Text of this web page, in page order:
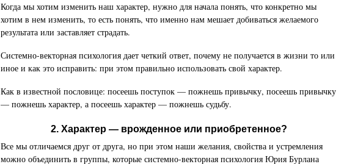
Когда мы хотим изменить наш характер, нужно для начала понять, что конкретно мы
хотим в нем изменить, то есть понять, что именно нам мешает добиваться желаемого
результата или заставляет страдать.
Системно-векторная психология дает четкий ответ, почему не получается в жизни то или
иное и как это исправить: при этом правильно использовать свой характер.
Как в известной пословице: посеешь поступок — пожнешь привычку, посеешь привычку
— пожнешь характер, а посеешь характер — пожнешь судьбу.
2. Характер — врожденное или приобретенное?
Все мы отличаемся друг от друга, но при этом наши желания, свойства и устремления
можно объединить в группы, которые системно-векторная психология Юрия Бурлана